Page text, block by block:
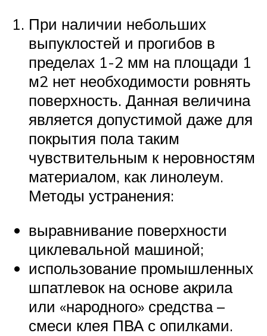
При наличии небольших
выпуклостей и прогибов в
пределах 1-2 мм на площади 1
м2 нет необходимости ровнять
поверхность. Данная величина
является допустимой даже для
покрытия пола таким
чувствительным к неровностям
материалом, как линолеум.
Методы устранения:
выравнивание поверхности
циклевальной машиной;
использование промышленных
шпатлевок на основе акрила
или «народного» средства –
смеси клея ПВА с опилками.